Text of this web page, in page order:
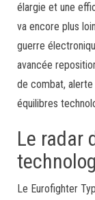
élargie et une
va encore plus
guerre
avancée
de combat, alerte
équilibres
Le radar
Le Eurofighter